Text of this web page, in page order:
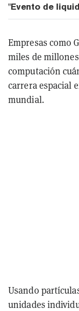
"Evento de
Empresas como
miles de
computación
carrera espacial
mundial.
Usando
unidades